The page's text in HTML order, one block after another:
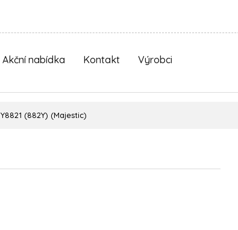
Akční nabídka Kontakt Výrobci
Y8821 (882Y) (Majestic)